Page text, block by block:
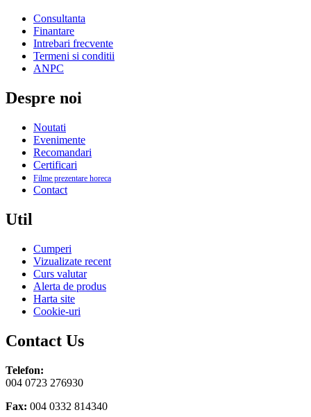
Consultanta
Finantare
Intrebari frecvente
Termeni si conditii
ANPC
Despre noi
Noutati
Evenimente
Recomandari
Certificari
Filme prezentare horeca
Contact
Util
Cumperi
Vizualizate recent
Curs valutar
Alerta de produs
Harta site
Cookie-uri
Contact Us
Telefon:
004 0723 276930
Fax: 004 0332 814340